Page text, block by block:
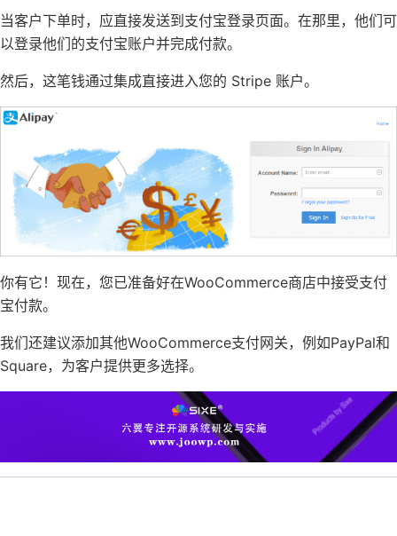
当客户下单时，应直接发送到支付宝登录页面。在那里，他们可
以登录他们的支付宝账户并完成付款。
然后，这笔钱通过集成直接进入您的 Stripe 账户。
你有它！现在，您已准备好在WooCommerce商店中接受支付
宝付款。
我们还建议添加其他WooCommerce支付网关，例如PayPal和
Square，为客户提供更多选择。